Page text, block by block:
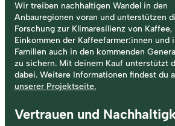
Wir treiben nachhaltigen Wandel in den
Anbauregionen voran und unterstützen
Forschung zur Klimaresilienz von Kaffee,
Einkommen der Kaffeefarmer:innen und
Familien auch in den kommenden
zu sichern. Mit deinem Kauf unterstützt
dabei. Weitere Informationen findest du
unserer Projektseite.
Vertrauen und